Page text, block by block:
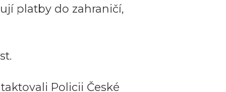
platby do zahraničí,
Policii České